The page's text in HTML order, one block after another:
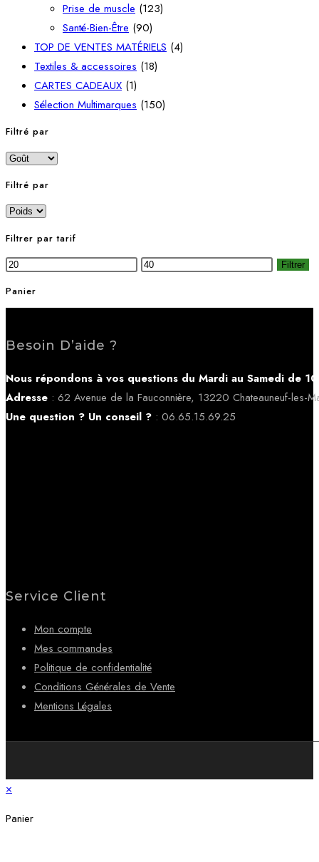
Prise de muscle (123)
Santé-Bien-Être (90)
TOP DE VENTES MATÉRIELS (4)
Textiles & accessoires (18)
CARTES CADEAUX (1)
Sélection Multimarques (150)
Filtré par
Filtré par
Filtrer par tarif
Filtrer
Panier
Besoin D’aide ?
Nous répondons à vos questions du Mardi au Samedi de
Adresse : 62 Avenue de la Fauconnière, 13220 Chateauneuf-les-
Une question ? Un conseil ? : 06.65.15.69.25
Service Client
Mon compte
Mes commandes
Politique de confidentialité
Conditions Générales de Vente
Mentions Légales
×
Panier